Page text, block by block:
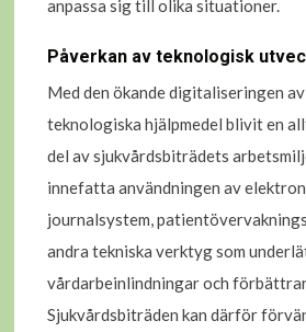
anpassa sig till olika situationer.
Påverkan av teknologisk
Med den ökande digitaliseringen
teknologiska hjälpmedel blivit en
del av sjukvårdsbiträdets
innefatta användningen av
journalsystem,
andra tekniska verktyg som
vårdarbeinlindningar och
Sjukvårdsbiträden kan därför